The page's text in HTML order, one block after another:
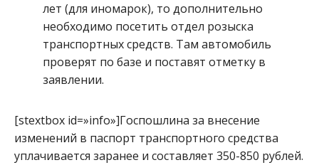
лет (для иномарок), то дополнительно
необходимо посетить отдел розыска
транспортных средств. Там автомобиль
проверят по базе и поставят отметку в
заявлении.
[stextbox id=»info»]Госпошлина за внесение
изменений в паспорт транспортного средства
уплачивается заранее и составляет 350-850 рублей.